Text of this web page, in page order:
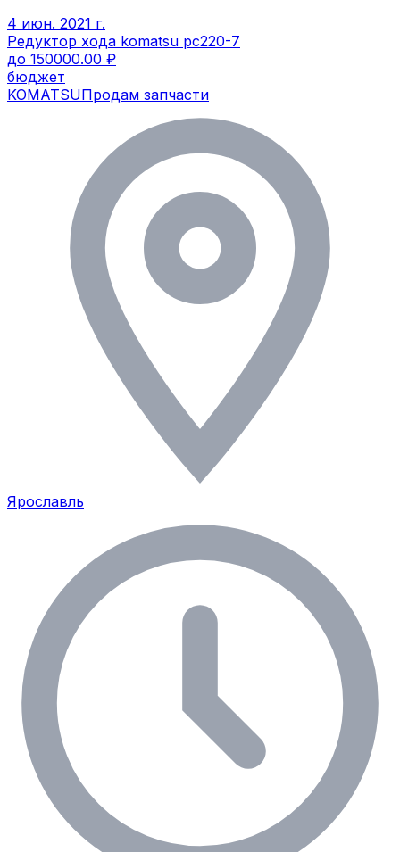
4 июн. 2021 г.
Редуктор хода komatsu pc220-7
до 150000.00 ₽
бюджет
KOMATSUПродам запчасти
Ярославль